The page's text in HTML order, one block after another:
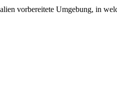
vorbereitete Umgebung, in